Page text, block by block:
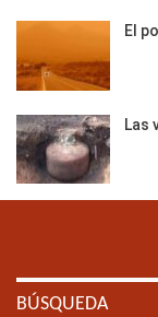
El
Las
BÚSQUEDA